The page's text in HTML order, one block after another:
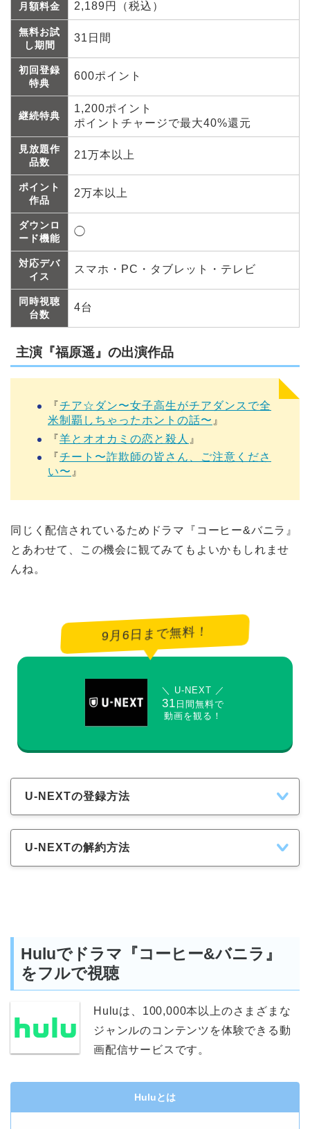
月額料金 2,189円（税込）
無料お試
し期間
31日間
初回登録
特典
600ポイント
継続特典
1,200ポイント
ポイントチャージで最大40%還元
見放題作
品数
21万本以上
ポイント
作品
2万本以上
ダウンロ
ード機能
◯
対応デバ
イス
スマホ・PC・タブレット・テレビ
同時視聴
台数
4台
主演『福原遥』の出演作品
『チア☆ダン〜女子高生がチアダンスで全
米制覇しちゃったホントの話〜 』
『羊とオオカミの恋と殺人 』
『チート〜詐欺師の皆さん、ご注意くださ
い〜 』
同じく配信されているためドラマ『コーヒー&バニラ』
とあわせて、この機会に観てみてもよいかもしれませ
んね。
9月6日まで無料！
＼ U-NEXT ／
31 日間無料で
動画を観る！
U-NEXTの登録方法
U-NEXTの解約方法
Huluでドラマ『コーヒー&バニラ』
をフルで視聴
Huluは、100,000本以上のさまざまな
ジャンルのコンテンツを体験できる動
画配信サービスです。
Huluとは